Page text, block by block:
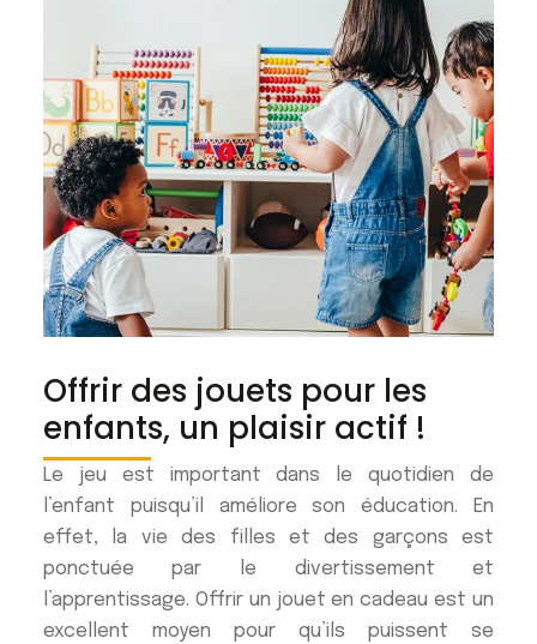
Offrir des jouets pour les
enfants, un plaisir actif !
Le jeu est important dans le quotidien de
l’enfant puisqu’il améliore son éducation. En
effet, la vie des filles et des garçons est
ponctuée par le divertissement et
l’apprentissage. Offrir un jouet en cadeau est un
excellent moyen pour qu’ils puissent se